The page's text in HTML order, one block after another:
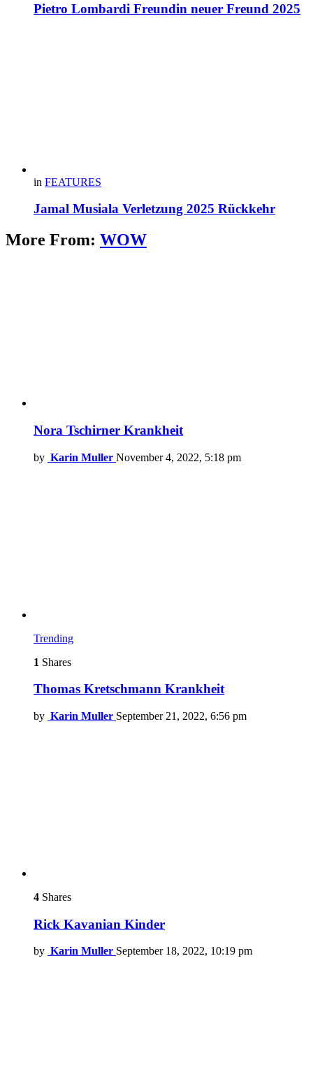
Pietro Lombardi Freundin neuer Freund 2025
in FEATURES
Jamal Musiala Verletzung 2025 Rückkehr
More From: WOW
Nora Tschirner Krankheit
by Karin Muller November 4, 2022, 5:18 pm
Trending
1 Shares
Thomas Kretschmann Krankheit
by Karin Muller September 21, 2022, 6:56 pm
4 Shares
Rick Kavanian Kinder
by Karin Muller September 18, 2022, 10:19 pm